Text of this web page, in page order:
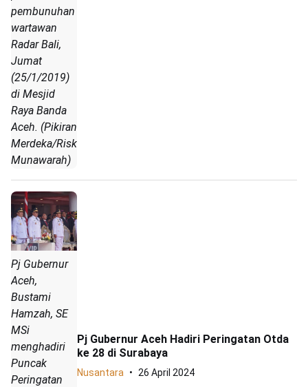
pembunuhan
wartawan
Radar Bali,
Jumat
(25/1/2019)
di Mesjid
Raya Banda
Aceh. (Pikiran
Merdeka/Riska
Munawarah)
Pj Gubernur
Aceh,
Bustami
Hamzah, SE
MSi
menghadiri
Puncak
Peringatan
Pj Gubernur Aceh Hadiri Peringatan Otda
ke 28 di Surabaya
Nusantara 26 April 2024